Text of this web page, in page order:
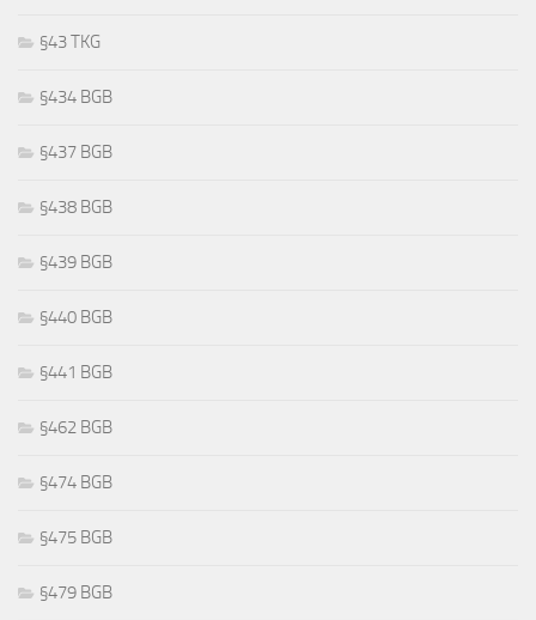
§43 TKG
§434 BGB
§437 BGB
§438 BGB
§439 BGB
§440 BGB
§441 BGB
§462 BGB
§474 BGB
§475 BGB
§479 BGB